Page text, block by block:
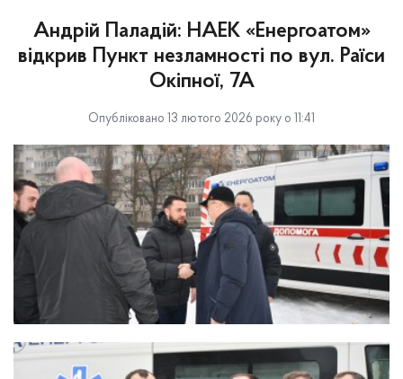
Андрій Паладій: НАЕК «Енергоатом»
відкрив Пункт незламності по вул. Раїси
Окіпної, 7А
Опубліковано 13 лютого 2026 року о 11:41